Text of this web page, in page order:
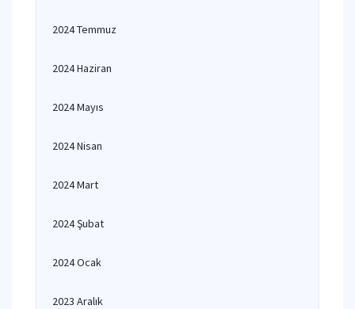
2024 Temmuz
2024 Haziran
2024 Mayıs
2024 Nisan
2024 Mart
2024 Şubat
2024 Ocak
2023 Aralık